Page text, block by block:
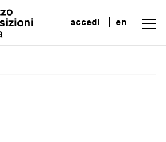
accedi en